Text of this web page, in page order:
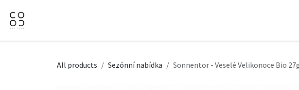
All products Sezónní nabídka Sonnentor - Veselé Velikonoce Bio